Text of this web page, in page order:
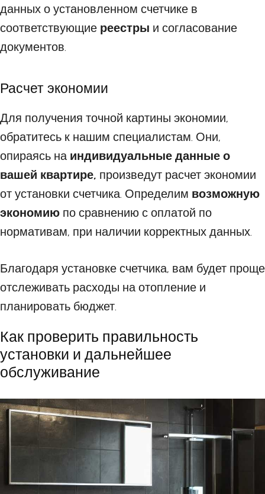
данных о установленном счетчике в
соответствующие реестры и согласование
документов.
Расчет экономии
Для получения точной картины экономии,
обратитесь к нашим специалистам. Они,
опираясь на индивидуальные данные о
вашей квартире, произведут расчет экономии
от установки счетчика. Определим возможную
экономию по сравнению с оплатой по
нормативам, при наличии корректных данных.
Благодаря установке счетчика, вам будет проще
отслеживать расходы на отопление и
планировать бюджет.
Как проверить правильность
установки и дальнейшее
обслуживание